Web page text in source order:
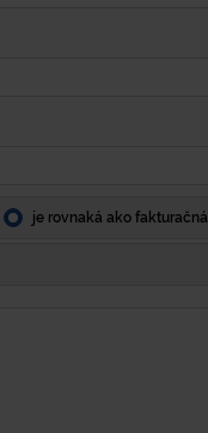
je rovnaká ako fakturačná